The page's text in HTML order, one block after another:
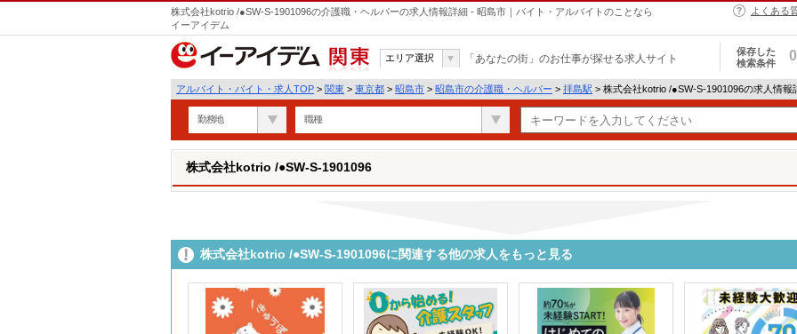
株式会社kotrio /●SW-S-1901096の介護職・ヘルパーの求人情報詳細 - 昭島市｜バイト・アルバイトのことなら
イーアイデム
よくある
関東
エリア選択 「あなたの街」のお仕事が探せる求人サイト
保存した
検索条件
0
アルバイト・バイト・求人TOP > 関東 > 東京都 > 昭島市 > 昭島市の介護職・ヘルパー > 拝島駅 > 株式会社kotrio /●SW-S-1901096の求人情報
勤務地 職種
株式会社kotrio /●SW-S-1901096
株式会社kotrio /●SW-S-1901096に関連する他の求人をもっと見る